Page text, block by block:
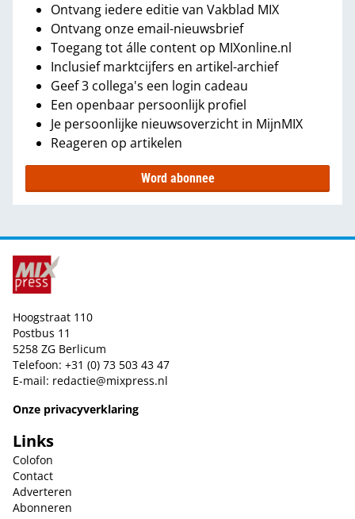
Ontvang iedere editie van Vakblad MIX
Ontvang onze email-nieuwsbrief
Toegang tot álle content op MIXonline.nl
Inclusief marktcijfers en artikel-archief
Geef 3 collega's een login cadeau
Een openbaar persoonlijk profiel
Je persoonlijke nieuwsoverzicht in MijnMIX
Reageren op artikelen
Word abonnee
Hoogstraat 110
Postbus 11
5258 ZG Berlicum
Telefoon: +31 (0) 73 503 43 47
E-mail: redactie@mixpress.nl
Onze privacyverklaring
Links
Colofon
Contact
Adverteren
Abonneren